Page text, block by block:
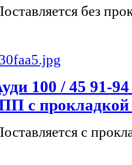
без
100 / 45 91-
с прокладкой
с